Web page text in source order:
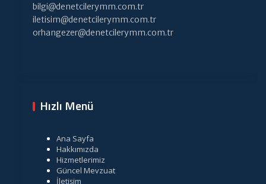
bilgi@denetcilerymm.com.tr
iletisim@denetcilerymm.com.tr
orhangezer@denetcilerymm.com.tr
Hızlı Menü
Ana Sayfa
Hakkımızda
Hizmetlerimiz
Güncel Mevzuat
İletişim